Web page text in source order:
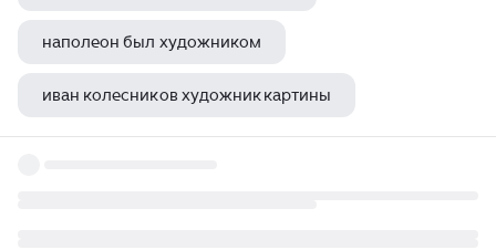
наполеон был художником
иван колесников художник картины